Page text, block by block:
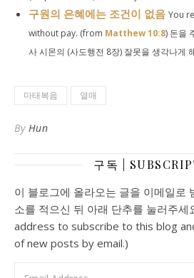
구원의 은혜에는 조건이 없음 You
without pay. (from Matthew 10:8) 돈을
사 시몬의 (사도행전 8장) 잘못을 생각나게
마태복음 열매
By Hun
구독 |
이 블로그에 올라오는 글을 이메일로
소를 적으신 뒤 아래 단추를 눌러주
address to subscribe to this blog
of new posts by email.)